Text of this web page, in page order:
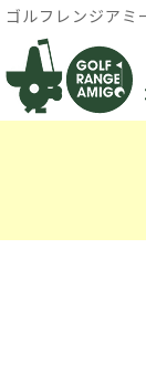
ゴルフレンジアミ